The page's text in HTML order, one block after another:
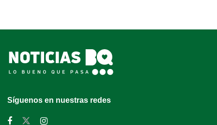
Síguenos en nuestras redes